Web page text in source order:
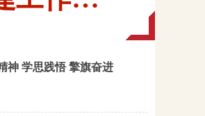
神 学思践悟 擎旗奋进